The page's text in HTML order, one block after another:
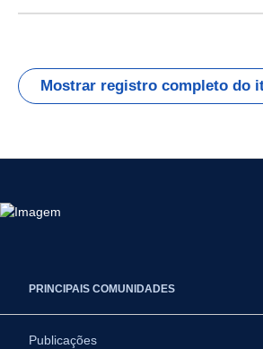
Mostrar registro completo do
PRINCIPAIS COMUNIDADES
Publicações